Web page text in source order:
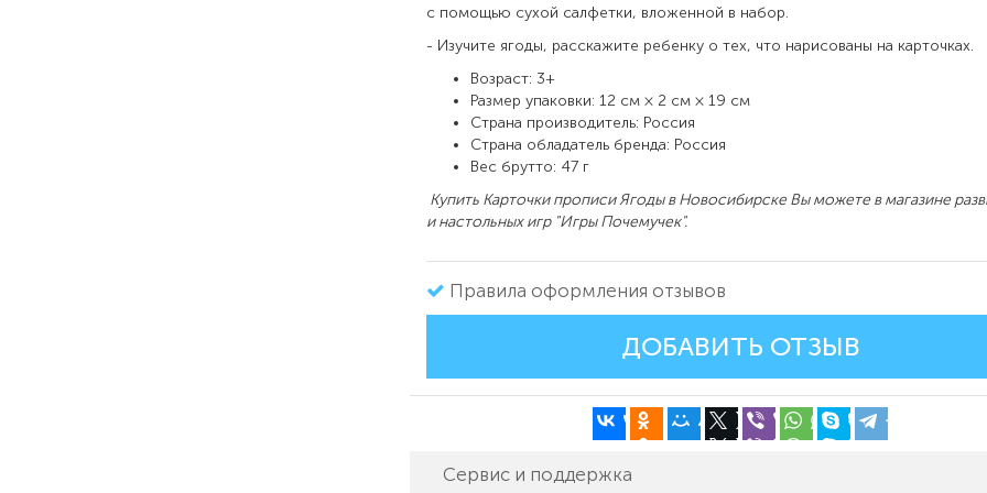
с помощью сухой салфетки, вложенной в набор.
- Изучите ягоды, расскажите ребенку о тех, что нарисованы на карточках.
Возраст: 3+
Размер упаковки: 12 см × 2 см × 19 см
Страна производитель: Россия
Страна обладатель бренда: Россия
Вес брутто: 47 г
Купить Карточки прописи Ягоды в Новосибирске Вы можете в магазине
и настольных игр "Игры Почемучек".
Правила оформления отзывов
ДОБАВИТЬ ОТЗЫВ
Сервис и поддержка